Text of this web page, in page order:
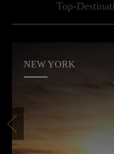
Top-
NEW YORK